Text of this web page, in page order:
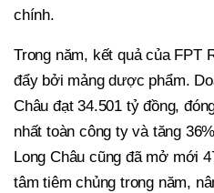
chính.
Trong năm, kết quả của FPT
đẩy bởi mảng dược phẩm.
Châu đạt 34.501 tỷ đồng,
nhất toàn công ty và tăng
Long Châu cũng đã mở mới
tâm tiêm chủng trong năm,